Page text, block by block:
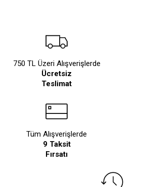
750 TL Üzeri Alışverişlerde
Ücretsiz
Teslimat
Tüm Alışverişlerde
9 Taksit
Fırsatı